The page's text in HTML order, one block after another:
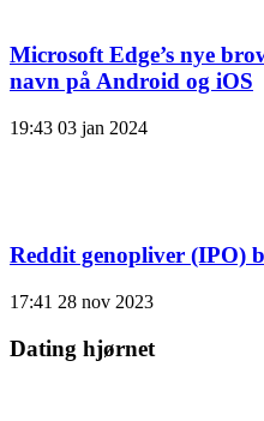
Microsoft Edge’s nye
navn på Android og iOS
19:43 03 jan 2024
Reddit genopliver (IPO)
17:41 28 nov 2023
Dating hjørnet